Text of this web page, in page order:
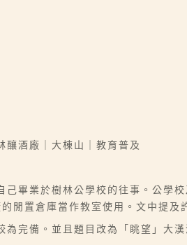
釀酒廠｜大棟山｜教育普及
己畢業於樹林公學校的往事。公學
閒置倉庫當作教室使用。文中提
為完備。並且題目改為「眺望」大漢